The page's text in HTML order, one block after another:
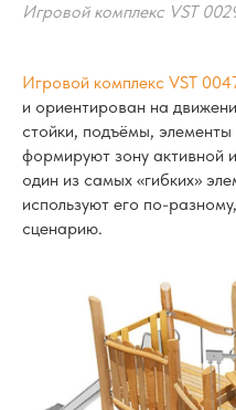
Игровой комплекс VST
Игровой комплекс VST
и ориентирован на
стойки, подъёмы,
формируют зону активной
один из самых «гибких»
используют его по-
сценарию.